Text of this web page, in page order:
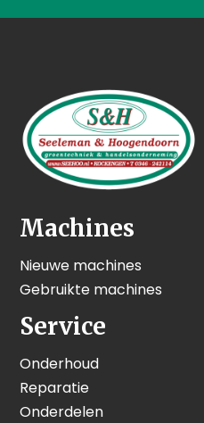
Machines
Nieuwe machines
Gebruikte machines
Service
Onderhoud
Reparatie
Onderdelen